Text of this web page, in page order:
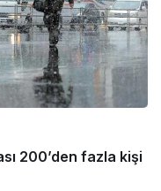
200’den fazla kişi